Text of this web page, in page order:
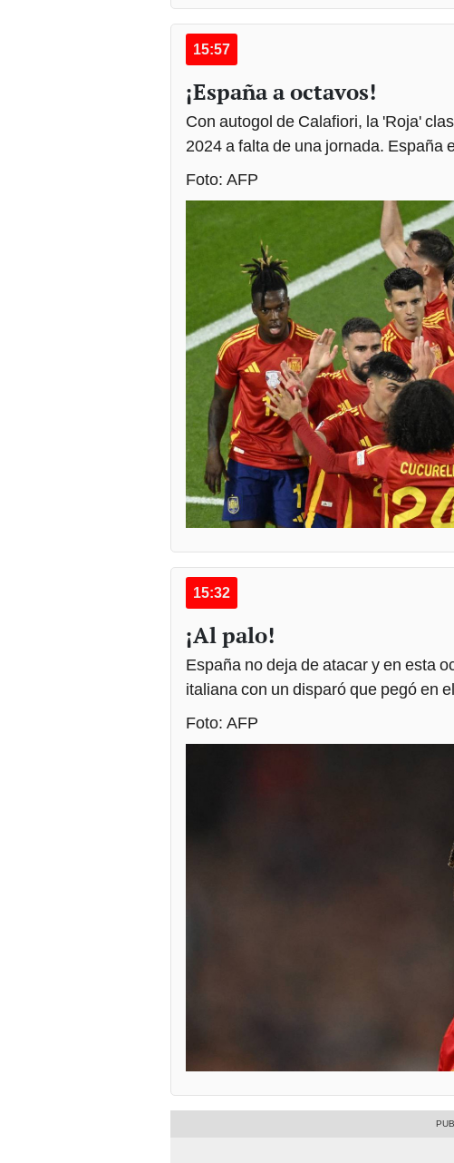
15:57
¡España a octavos!
Con autogol de Calafiori, la 'Roja'
2024 a falta de una jornada. España
Foto: AFP
15:32
¡Al palo!
España no deja de atacar y en esta
italiana con un disparó que pegó en
Foto: AFP